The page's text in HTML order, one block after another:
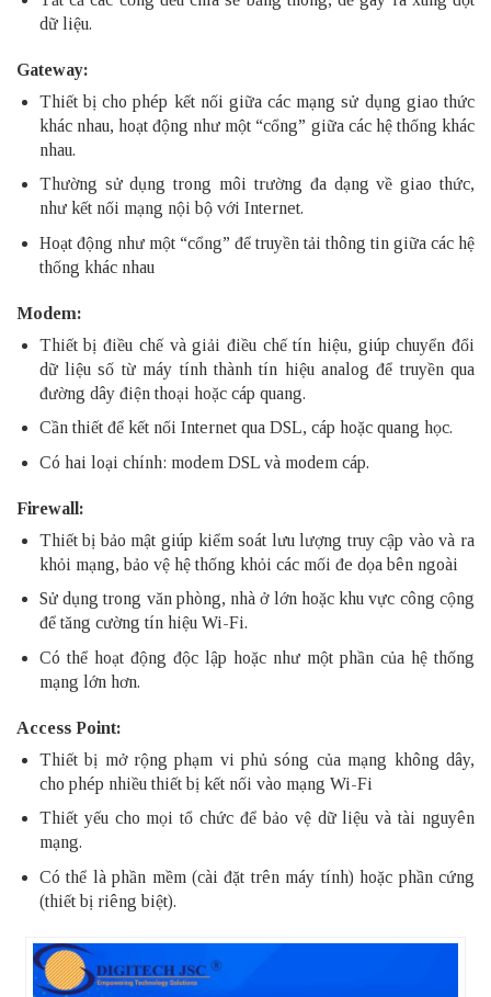
dữ liệu.
Gateway:
Thiết bị cho phép kết nối giữa các mạng sử dụng giao thức
khác nhau, hoạt động như một “cổng” giữa các hệ thống khác
nhau.
Thường sử dụng trong môi trường đa dạng về giao thức,
như kết nối mạng nội bộ với Internet.
Hoạt động như một “cổng” để truyền tải thông tin giữa các hệ
thống khác nhau
Modem:
Thiết bị điều chế và giải điều chế tín hiệu, giúp chuyển đổi
dữ liệu số từ máy tính thành tín hiệu analog để truyền qua
đường dây điện thoại hoặc cáp quang.
Cần thiết để kết nối Internet qua DSL, cáp hoặc quang học.
Có hai loại chính: modem DSL và modem cáp.
Firewall :
Thiết bị bảo mật giúp kiểm soát lưu lượng truy cập vào và ra
khỏi mạng, bảo vệ hệ thống khỏi các mối đe dọa bên ngoài
Sử dụng trong văn phòng, nhà ở lớn hoặc khu vực công cộng
để tăng cường tín hiệu Wi-Fi.
Có thể hoạt động độc lập hoặc như một phần của hệ thống
mạng lớn hơn.
Access Point:
Thiết bị mở rộng phạm vi phủ sóng của mạng không dây,
cho phép nhiều thiết bị kết nối vào mạng Wi-Fi
Thiết yếu cho mọi tổ chức để bảo vệ dữ liệu và tài nguyên
mạng.
Có thể là phần mềm (cài đặt trên máy tính) hoặc phần cứng
(thiết bị riêng biệt).